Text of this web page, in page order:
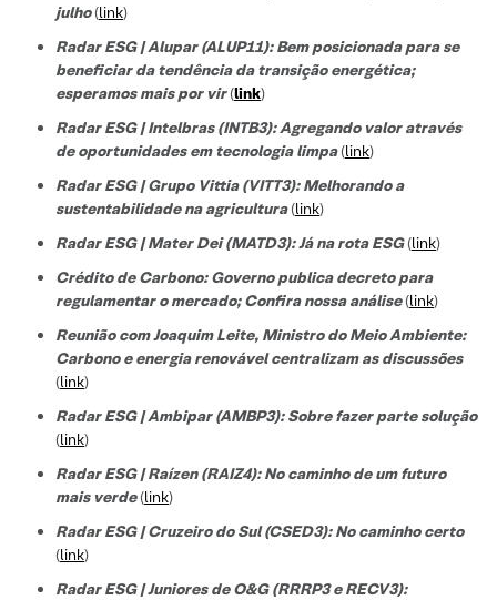
julho(link)
Radar ESG | Alupar (ALUP11): Bem posicionada para se
beneficiar da tendência da transição energética;
esperamos mais por vir(link)
Radar ESG | Intelbras (INTB3):Agregando valor através
de oportunidades em tecnologia limpa(link)
Radar ESG |Grupo Vittia (VITT3):Melhorando a
sustentabilidade na agricultura(link)
Radar ESG | Mater Dei (MATD3): Já na rota ESG(link)
Crédito de Carbono: Governo publica decreto para
regulamentar o mercado; Confira nossa análise(link)
Reunião com Joaquim Leite, Ministro do Meio Ambiente:
Carbono e energia renovável centralizam as discussões
(link)
Radar ESG | Ambipar (AMBP3): Sobre fazer parte solução
(link)
Radar ESG | Raízen (RAIZ4): No caminho de um futuro
mais verde(link)
Radar ESG | Cruzeiro do Sul (CSED3): No caminho certo
(link)
Radar ESG | Juniores de O&G (RRRP3 e RECV3):